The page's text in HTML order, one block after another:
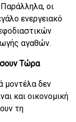
οι
ενεργειακό
αγαθών.
Τώρα
μοντέλα δεν
και οικονομική
τη